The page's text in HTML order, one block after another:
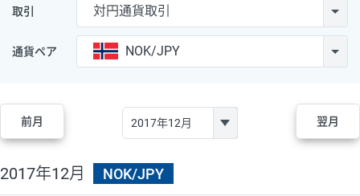
取引 対円通貨取引
通貨ペア NOK/JPY
前月 翌月
2017年12月 NOK/JPY